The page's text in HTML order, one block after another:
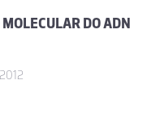
DO ADN